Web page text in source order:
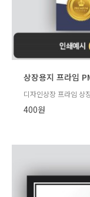
상장용지 프라임
디자인상장 프라임 상
400원